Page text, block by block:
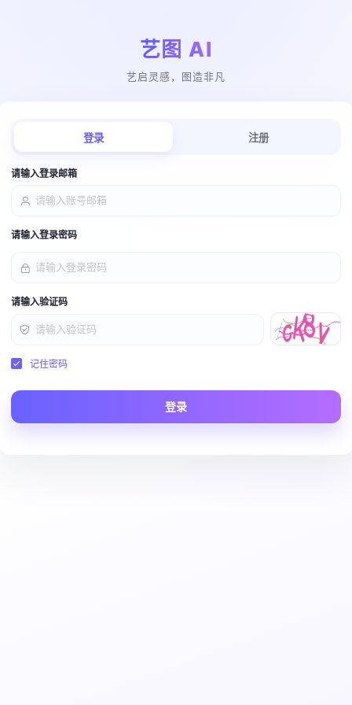
艺图 AI
艺启灵感，图造非凡
登录 注册
请输入登录邮箱
请输入登录密码
请输入验证码
记住密码
登录